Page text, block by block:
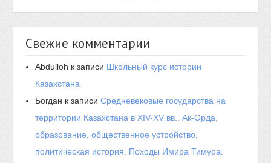
Свежие комментарии
Abdulloh к записи Школьный курс истории
Казахстана
Богдан к записиСредневековые государства на
территории Казахстана в XIV-XV вв.. Ак-Орда,
образование, общественное устройство,
политическая история. Походы Имира Тимура.